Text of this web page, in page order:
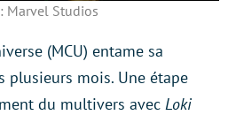
Marvel Studios
(MCU) entame sa
plusieurs mois. Une étape
du multivers avec Loki